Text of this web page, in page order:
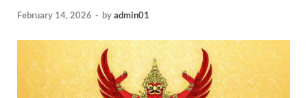
February 14, 2026 - byadmin01